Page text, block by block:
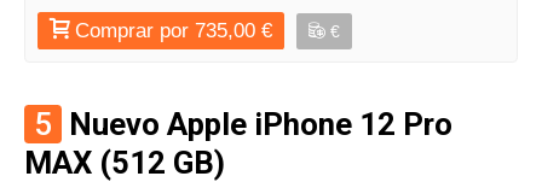
Comprar por 735,00 € €
5 Nuevo Apple iPhone 12 Pro
MAX (512 GB)